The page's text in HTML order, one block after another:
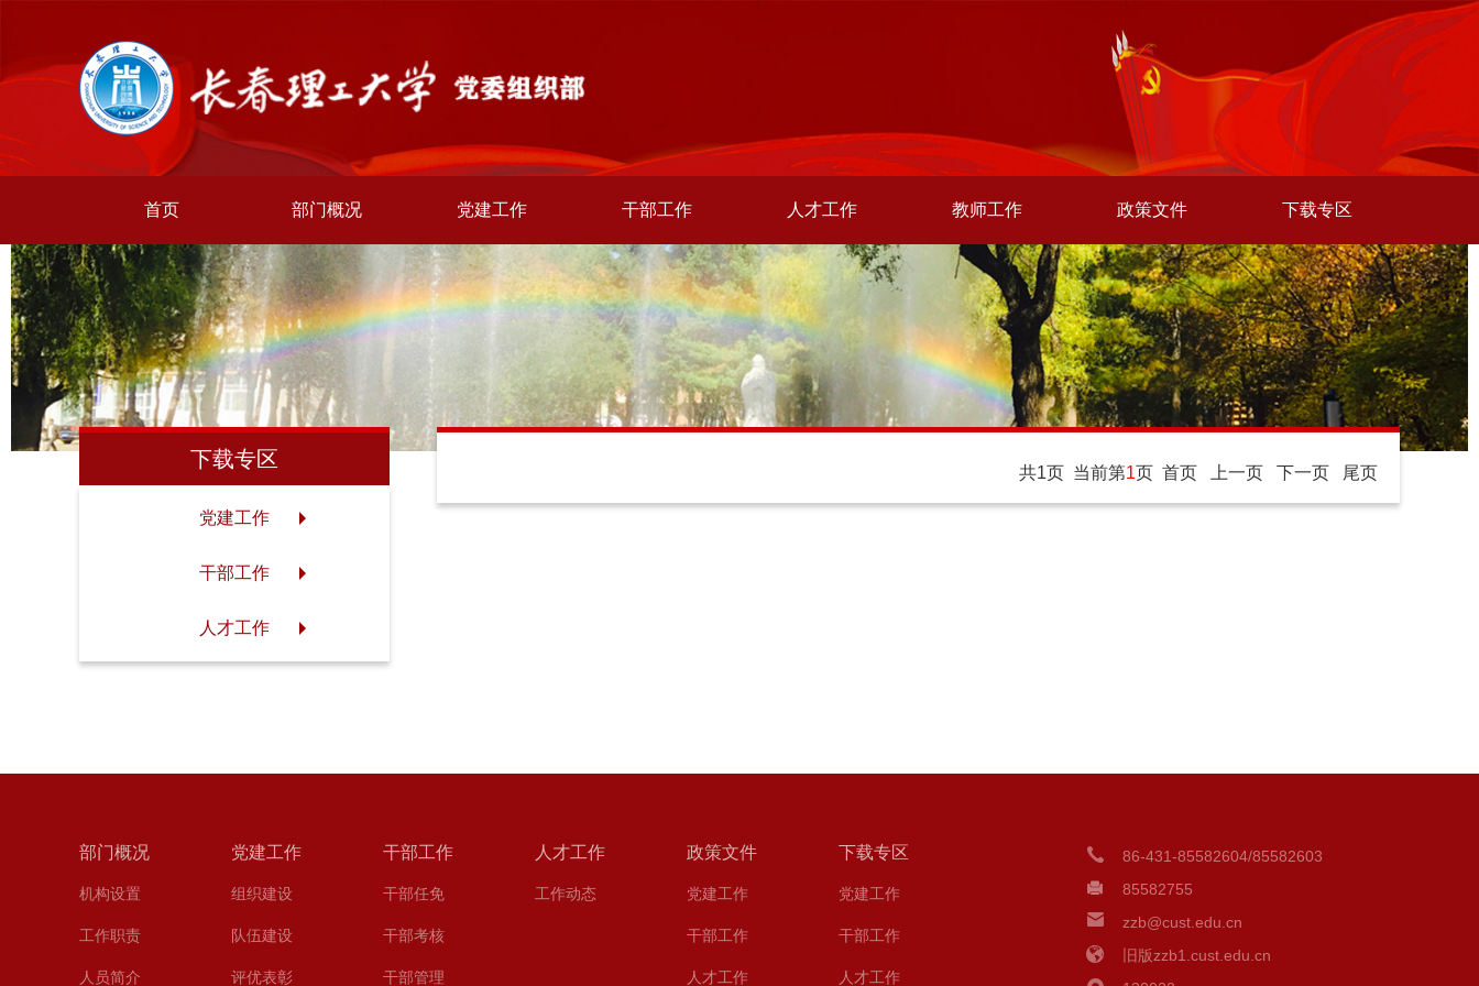
首页 部门概况 党建工作 干部工作 人才工作 教师工作 政策文件 下载专区
下载专区
党建工作
干部工作
人才工作
共1页 当前第1页 首页 上一页 下一页 尾页
部门概况
机构设置
工作职责
人员简介
党建工作
组织建设
队伍建设
评优表彰
干部工作
干部任免
干部考核
干部管理
人才工作
工作动态
政策文件
党建工作
干部工作
人才工作
下载专区
党建工作
干部工作
人才工作
86-431-85582604/85582603
85582755
zzb@cust.edu.cn
旧版zzb1.cust.edu.cn